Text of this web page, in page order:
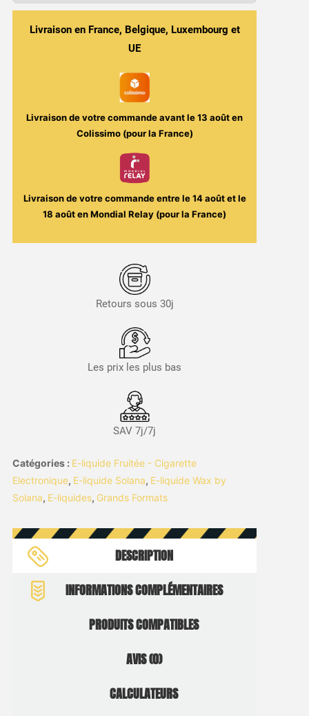
Fruit
Livraison en France, Belgique, Luxembourg et
UE
Livraison de votre commande avant le13 aoûten
Colissimo (pour la France)
Livraison de votre commande entre le14 aoûtet le
18 aoûten Mondial Relay (pour la France)
Retours sous 30j
Les prix les plus bas
SAV 7j/7j
Catégories : E-liquide Fruitée - Cigarette
Electronique, E-liquide Solana, E-liquide Wax by
Solana, E-liquides, Grands Formats
DESCRIPTION
INFORMATIONS COMPLÉMENTAIRES
PRODUITS COMPATIBLES
AVIS (0)
CALCULATEURS